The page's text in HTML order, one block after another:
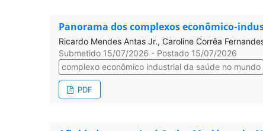
Panorama dos complexos econômico-
Ricardo Mendes Antas Jr., Caroline Corrêa
Submetido 15/07/2026 - Postado 15/07/2026
complexo econômico industrial da saúde no mundo
PDF